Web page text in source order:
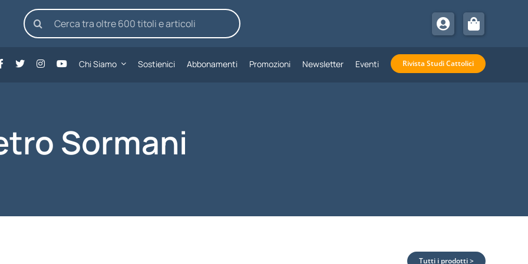
Cerca
per:
Chi Siamo Sostienici Abbonamenti Promozioni Newsletter Eventi Rivista Studi Cattolici
Sormani
Tutti i prodotti >